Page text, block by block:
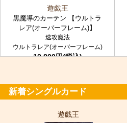
遊戯王
黒魔導のカーテン 【ウルトラ
レア(オーバーフレーム)】
速攻魔法
ウルトラレア(オーバーフレーム)
12,800円(税込)
新着シングルカード
遊戯王